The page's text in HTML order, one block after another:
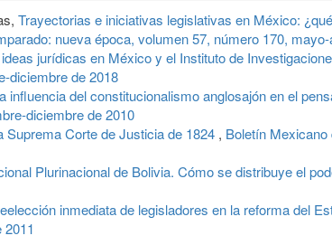
Trayectorias e iniciativas legislativas en México:
nueva época, volumen 57, número 170,
jurídicas en México y el Instituto de
diciembre de 2018
influencia del constitucionalismo anglosajón en el
diciembre de 2010
Suprema Corte de Justicia de 1824 , Boletín Mexicano
Plurinacional de Bolivia. Cómo se distribuye el
inmediata de legisladores en la reforma del